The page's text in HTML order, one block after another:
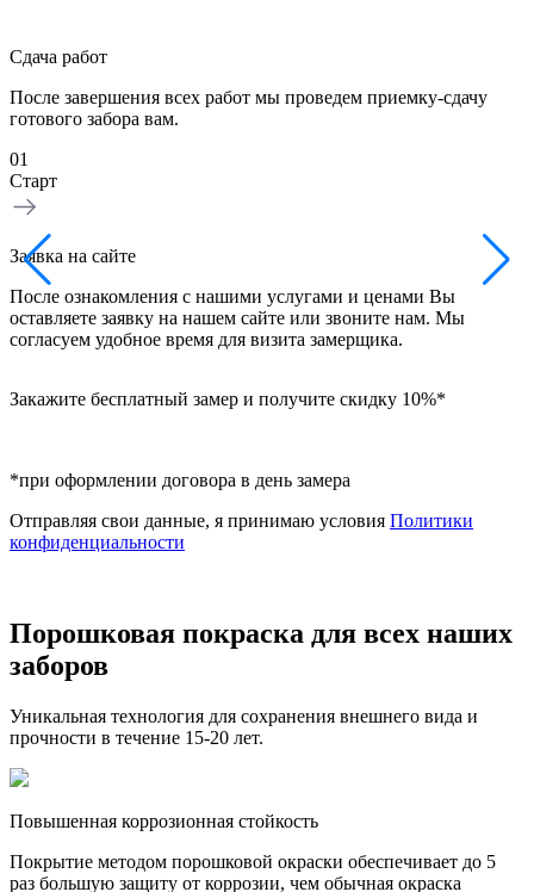
Сдача работ
После завершения всех работ мы проведем приемку-сдачу
готового забора вам.
01
Старт
Заявка на сайте
После ознакомления с нашими услугами и ценами Вы
оставляете заявку на нашем сайте или звоните нам. Мы
согласуем удобное время для визита замерщика.
Закажите бесплатный замер и получите скидку 10%*
*при оформлении договора в день замера
Отправляя свои данные, я принимаю условия Политики
конфиденциальности
Порошковая покраска для всех наших
заборов
Уникальная технология для сохранения внешнего вида и
прочности в течение 15-20 лет.
Повышенная коррозионная стойкость
Покрытие методом порошковой окраски обеспечивает до 5
раз большую защиту от коррозии, чем обычная окраска